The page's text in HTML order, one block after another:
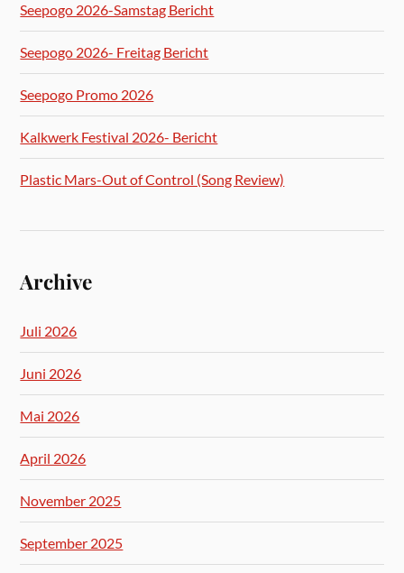
Seepogo 2026-Samstag Bericht
Seepogo 2026- Freitag Bericht
Seepogo Promo 2026
Kalkwerk Festival 2026- Bericht
Plastic Mars-Out of Control (Song Review)
Archive
Juli 2026
Juni 2026
Mai 2026
April 2026
November 2025
September 2025